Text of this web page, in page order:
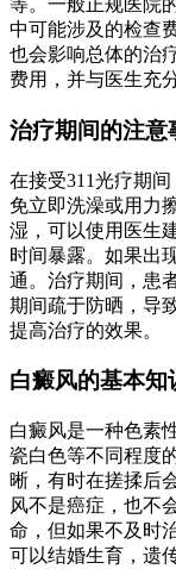
等。一般正规医院
中可能涉及的检查
也会影响总体的治
费用，并与医生充
治疗期间的注意
在接受311光疗期
免立即洗澡或用力
湿，可以使用医生
时间暴露。如果出
通。治疗期间，患
期间疏于防晒，导
提高治疗的效果。
白癜风的基本知
白癜风是一种色素
瓷白色等不同程度
晰，有时在搓揉后
风不是癌症，也不
命，但如果不及时
可以结婚生育，遗